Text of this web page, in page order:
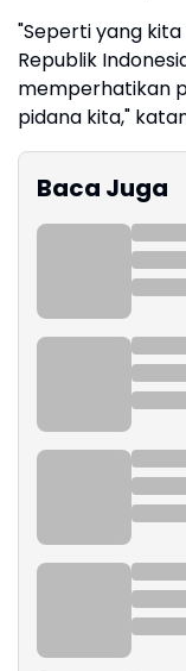
"Seperti yang
Republik
memperhatikan
pidana kita,"
Baca Juga